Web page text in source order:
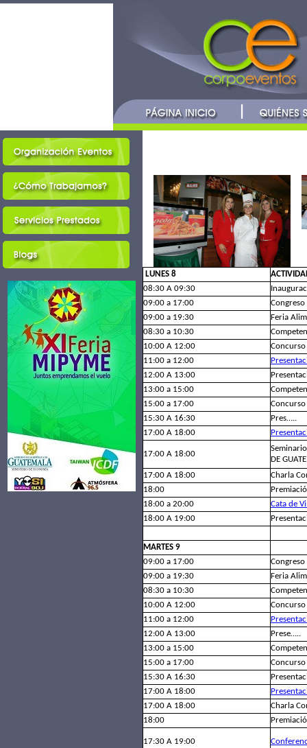
LUNES 8
08:30 A 09:30
09:00 a 17:00
Congreso
09:00 a 19:30
Feria
08:30 a 10:30
10:00 A 12:00
11:00 a 12:00
12:00 A 13:00
13:00 a 15:00
15:00 a 17:00
15:30 A 16:30
Pres…..
17:00 A 18:00
17:00 A 18:00
Seminario
DE
17:00 A 18:00
Charla
18:00
18:00 a 20:00
Cata de
18:00 A 19:00
MARTES 9
09:00 a 17:00
Congreso
09:00 a 19:30
Feria
08:30 a 10:30
10:00 A 12:00
Concurso
11:00 a 12:00
12:00 A 13:00
Prese…..
13:00 a 15:00
15:00 a 17:00
Concurso
15:30 A 16:30
17:00 A 18:00
17:00 A 18:00
Charla
18:00
17:30 A 19:00